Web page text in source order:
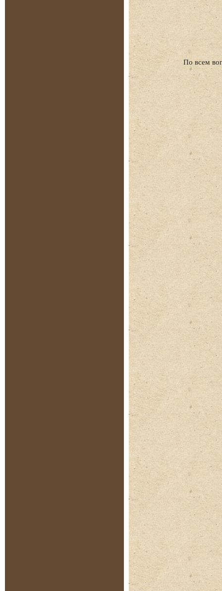
По всем